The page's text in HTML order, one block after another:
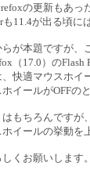
の更新もあっ
も11.4が出る頃に
が本題ですが、
（17.0）のFlash
快適マウスホイ
イールがOFFの
もちろんですが
イールの挙動を
くお願いします。